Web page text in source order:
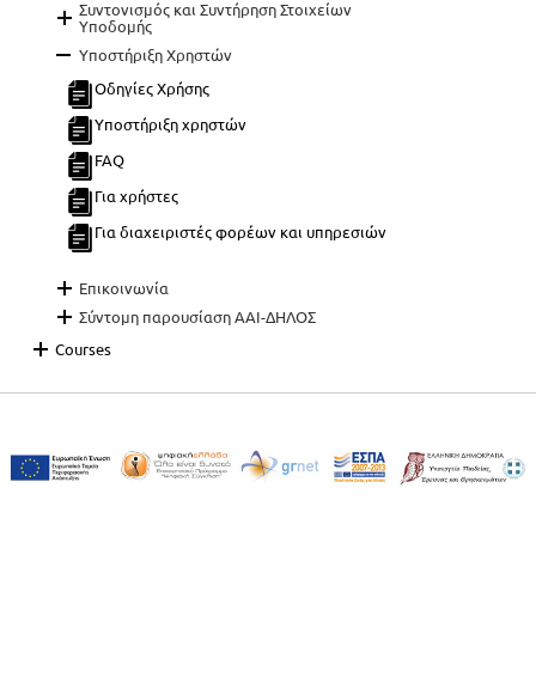
Συντονισμός και Συντήρηση Στοιχείων
Υποδομής
Υποστήριξη Χρηστών
Οδηγίες Χρήσης
Υποστήριξη χρηστών
FAQ
Για χρήστες
Για διαχειριστές φορέων και υπηρεσιών
Επικοινωνία
Σύντομη παρουσίαση AAI-ΔΗΛΟΣ
Courses